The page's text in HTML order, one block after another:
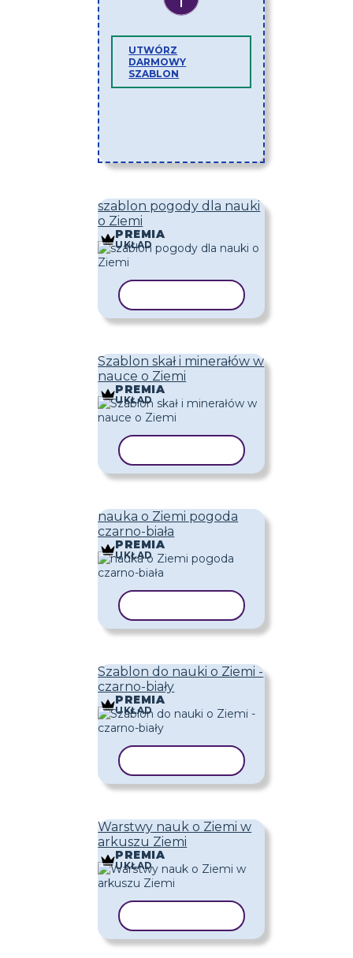
UTWÓRZ
DARMOWY
SZABLON
szablon pogody dla nauki
o Ziemi
PREMIA
UKŁAD
Szablon skał i minerałów w
nauce o Ziemi
PREMIA
UKŁAD
nauka o Ziemi pogoda
czarno-biała
PREMIA
UKŁAD
Szablon do nauki o Ziemi -
czarno-biały
PREMIA
UKŁAD
Warstwy nauk o Ziemi w
arkuszu Ziemi
PREMIA
UKŁAD